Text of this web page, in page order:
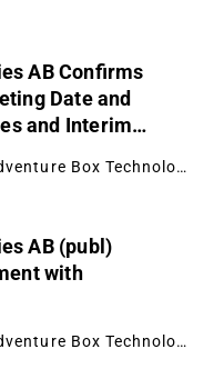
AB Confirms
Date and
and Interim
Adventure Box Technology
AB (publ)
with
Adventure Box Technology